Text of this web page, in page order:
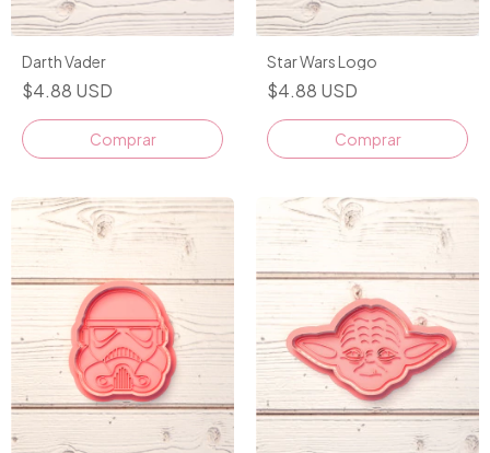
Darth Vader
$4.88 USD
Comprar
Star Wars Logo
$4.88 USD
Comprar